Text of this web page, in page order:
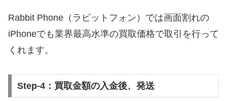
Rabbit Phone（ラビットフォン）では画面割れの
iPhoneでも業界最高水準の買取価格で取引を行って
くれます。
Step-4：買取金額の入金後、発送